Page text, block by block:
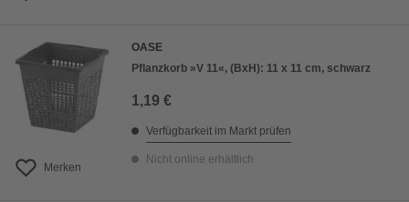
Merken
OASE
Pflanzkorb »V 11«, (BxH): 11 x 11 cm, schwarz
1,19 €
Verfügbarkeit im Markt prüfen
Nicht online erhältlich